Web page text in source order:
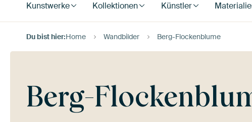
Kunstwerke Kollektionen Künstler
Du bist hier:Home Wandbilder Berg-Flockenblume
Berg-